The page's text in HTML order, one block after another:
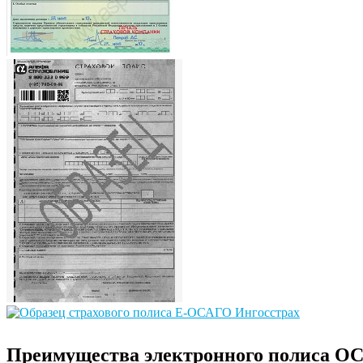
Преимущества электронного полиса